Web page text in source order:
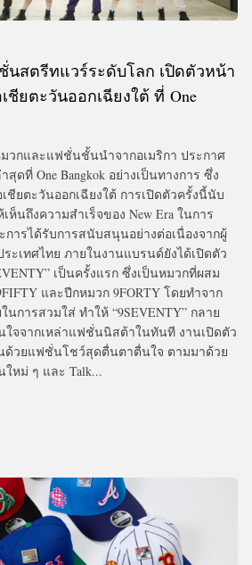
นสตรีทแวร์ระดับโลก เปิดตัวหน้า
ชียตะวันออกเฉียงใต้ ที่ One
วกและแฟชั่นชั้นนำจากอเมริกา ประกาศ
ดที่ One Bangkok อย่างเป็นทางการ ซึ่ง
ชียตะวันออกเฉียงใต้ การเปิดตัวครั้งนี้นับ
นถึงความสำเร็จของ New Era ในการ
ารได้รับการสนับสนุนอย่างต่อเนื่องจากผู้
ะเทศไทย ภายในงานแบรนด์ยังได้เปิดตัว
เป็นครั้งแรก ซึ่งเป็นหมวกที่ผสม
และปีกหมวก 9FORTY โดยทำจาก
การสวมใส่ ทำให้ “9SEVENTY” กลาย
ใจจากเหล่าแฟชั่นนิสต้าในทันที งานเปิดตัว
ด้วยแฟชั่นโชว์สุดตื่นตาตื่นใจ ตามมาด้วย
หม่ ๆ และ Talk...